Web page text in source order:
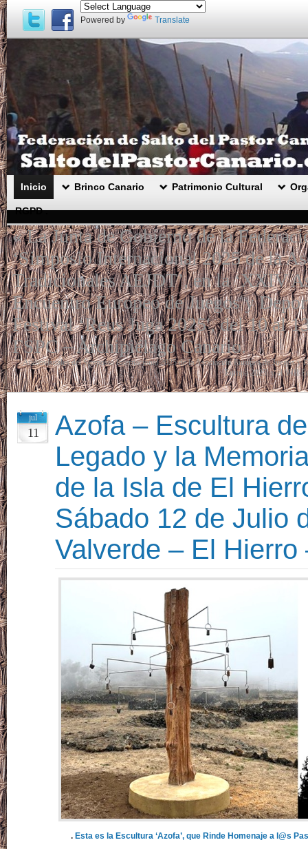
Powered by Translate
Inicio Brinco Canario Patrimonio Cultural
RGPD .
«La Junta de Gobierno de la
‘Simposio Internacional 2025 de la
Tradicionales AEJDT’, en la ‘XXIV
Encuentro Europeo de Juegos y
Festival ‘Reus Juga 2025′, del 10 al
FSPC – Archipiélago Canario.
Audiovisuales del Simposio Internacional 2025 de la Asociación Europea de Juegos
Europa 2025′ y el VIII
jul
11
Azofa – Escultura
Legado y la
de la Isla de El
Sábado 12 de Julio
Valverde – El Hierro
. Esta es la Escultura ‘Azofa’, que Rinde Homenaje a l@s